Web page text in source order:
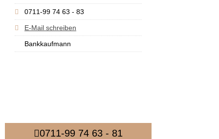
0711-99 74 63 - 83
E-Mail schreiben
Bankkaufmann
0711-99 74 63 - 81